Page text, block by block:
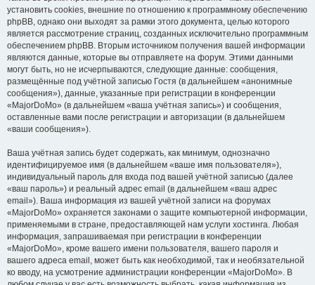
установить cookies, внешние по отношению к программному обеспечению
phpBB, однако они выходят за рамки этого документа, целью которого
является рассмотрение страниц, созданных исключительно программным
обеспечением phpBB. Вторым источником получения вашей информации
являются данные, которые вы отправляете на форум. Этими данными
могут быть, но не исчерпываются, следующие данные: сообщения,
размещённые под учётной записью Гостя (в дальнейшем «анонимные
сообщения»), данные, указанные при регистрации в конференции
«MajorDoMo» (в дальнейшем «ваша учётная запись») и сообщения,
оставленные вами после регистрации и авторизации (в дальнейшем
«ваши сообщения»).
Ваша учётная запись будет содержать, как минимум, однозначно
идентифицируемое имя (в дальнейшем «ваше имя пользователя»),
индивидуальный пароль для входа под вашей учётной записью (далее
«ваш пароль») и реальный адрес email (в дальнейшем «ваш адрес
email»). Ваша информация из вашей учётной записи на форумах
«MajorDoMo» охраняется законами о защите компьютерной информации,
применяемыми в стране, предоставляющей нам услуги хостинга. Любая
информация, запрашиваемая при регистрации в конференции
«MajorDoMo», кроме вашего имени пользователя, вашего пароля и
вашего адреса email, может быть как необходимой, так и необязательной
ко вводу, на усмотрение администрации конференции «MajorDoMo». В